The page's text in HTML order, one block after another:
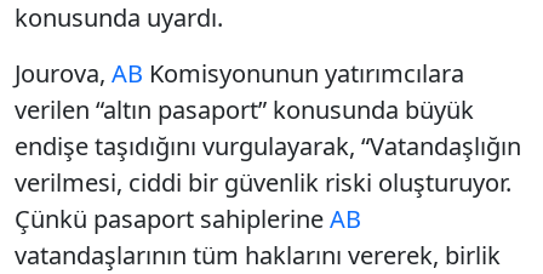
konusunda uyardı.
Jourova, AB Komisyonunun yatırımcılara
verilen “altın pasaport” konusunda büyük
endişe taşıdığını vurgulayarak, “Vatandaşlığın
verilmesi, ciddi bir güvenlik riski oluşturuyor.
Çünkü pasaport sahiplerineAB
vatandaşlarının tüm haklarını vererek, birlik